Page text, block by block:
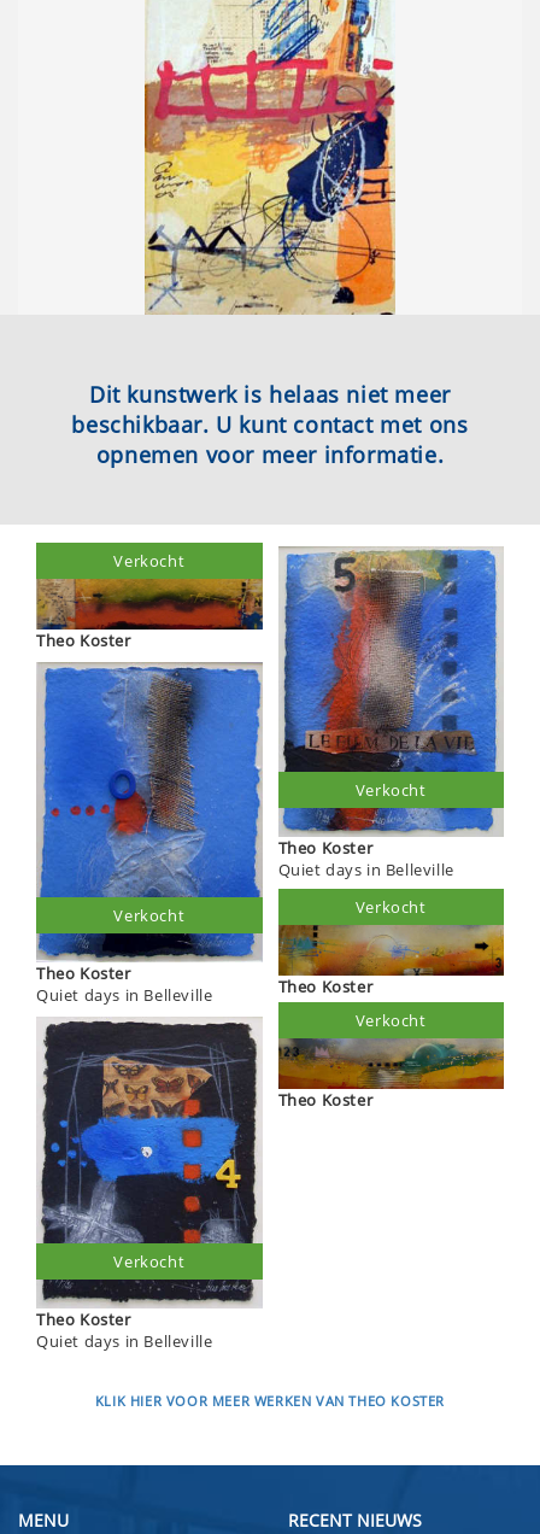
Dit kunstwerk is helaas niet meer
beschikbaar. U kunt contact met ons
opnemen voor meer informatie.
Theo Koster
Verkocht
Theo Koster
Quiet days in Belleville
Verkocht
Theo Koster
Quiet days in Belleville
Verkocht
Theo Koster
Quiet days in Belleville
Verkocht
Theo Koster
Verkocht
Theo Koster
Verkocht
KLIK HIER VOOR MEER WERKEN VAN THEO KOSTER
MENU RECENT NIEUWS